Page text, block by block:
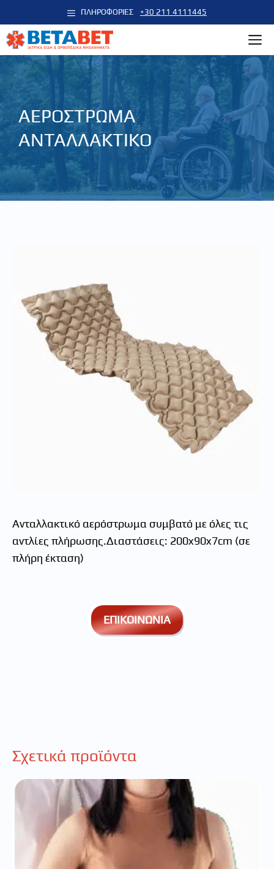
σε
περιεχόμενο
+30 211 4111445
ΠΛΗΡΟΦΟΡΙΕΣ
ΑΕΡΟΣΤΡΩΜΑ
ΑΝΤΑΛΛΑΚΤΙΚΟ
Ανταλλακτικό αερόστρωμα συμβατό με όλες τις
αντλίες πλήρωσης.Διαστάσεις: 200x90x7cm (σε
πλήρη έκταση)
ΕΠΙΚΟΙΝΩΝΙΑ
Σχετικά προϊόντα